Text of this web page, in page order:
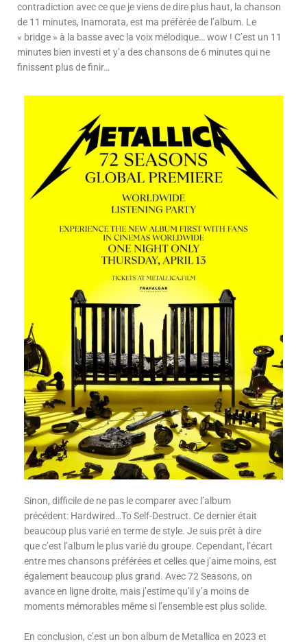
contradiction avec ce que je viens de dire plus haut, la chanson
de 11 minutes, Inamorata, est ma préférée de l’album. Le
« bridge » à la basse avec la voix mélodique… wow ! C’est un 11
minutes bien investi et y’a des chansons de 6 minutes qui ne
finissent plus de finir…
Sinon, difficile de ne pas le comparer avec l’album
précédent: Hardwired…To Self-Destruct. Ce dernier était
beaucoup plus varié en terme de style. Je suis prêt à dire
que c’est l’album le plus varié du groupe. Cependant, l’écart
entre mes chansons préférées et celles que j’aime moins, est
également beaucoup plus grand. Avec 72 Seasons, on
avance en ligne droite, mais j’estime qu’il y’a moins de
moments mémorables même si l’ensemble est plus solide.
En conclusion, c’est un bon album de Metallica en 2023 et